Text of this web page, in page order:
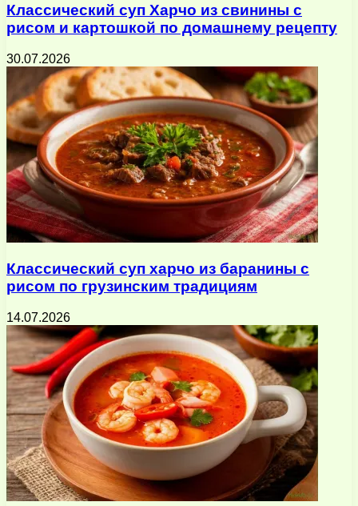
Классический суп Харчо из свинины с
рисом и картошкой по домашнему рецепту
30.07.2026
Классический суп харчо из баранины с
рисом по грузинским традициям
14.07.2026